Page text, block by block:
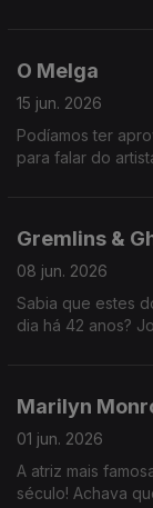
O Melga
15 jun. 2026
Podíamos ter
para falar do
Gremlins &
08 jun. 2026
Sabia que estes
dia há 42 anos?
Marilyn
01 jun. 2026
A atriz mais
século! Achava